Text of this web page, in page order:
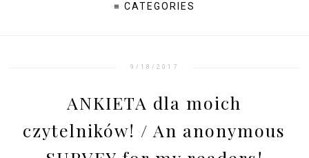
≡ CATEGORIES
9/18/2017
ANKIETA dla moich
czytelników! / An anonymous